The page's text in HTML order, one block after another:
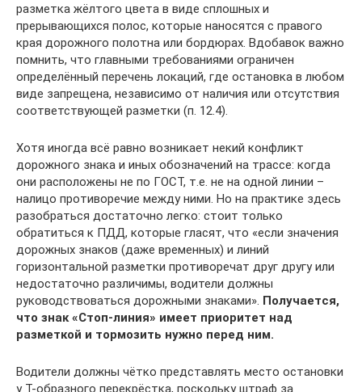
разметка жёлтого цвета в виде сплошных и
прерывающихся полос, которые наносятся с правого
края дорожного полотна или бордюрах. Вдобавок важно
помнить, что главными требованиями ограничен
определённый перечень локаций, где остановка в любом
виде запрещена, независимо от наличия или отсутствия
соответствующей разметки (п. 12.4).
Хотя иногда всё равно возникает некий конфликт
дорожного знака и иных обозначений на трассе: когда
они расположены не по ГОСТ, т.е. не на одной линии –
налицо противоречие между ними. Но на практике здесь
разобраться достаточно легко: стоит только
обратиться к ПДД, которые гласят, что «если значения
дорожных знаков (даже временных) и линий
горизонтальной разметки противоречат друг другу или
недостаточно различимы, водители должны
руководствоваться дорожными знаками». Получается,
что знак «Стоп-линия» имеет приоритет над
разметкой и тормозить нужно перед ним.
Водители должны чётко представлять место остановки
у Т-образного перекрёстка, поскольку штраф за